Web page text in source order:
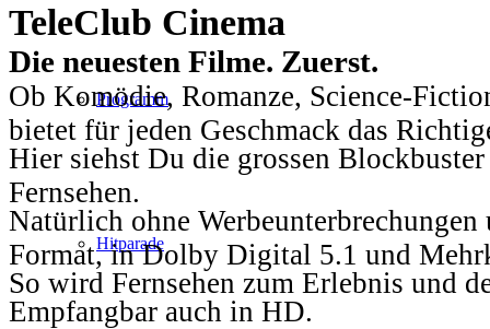
Programm
Hitparade
TeleClub Cinema
Die neuesten Filme. Zuerst.
Ob Komödie, Romanze, Science-
bietet für jeden Geschmack das
Hier siehst Du die grossen
Fernsehen.
Natürlich ohne
Format, in Dolby Digital 5.1 und
So wird Fernsehen zum Erlebnis und
Empfangbar auch in HD.